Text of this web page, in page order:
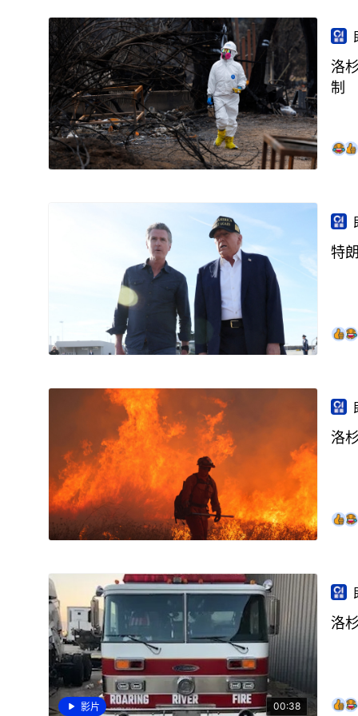
洛
制
特
洛
影片 00:38
洛